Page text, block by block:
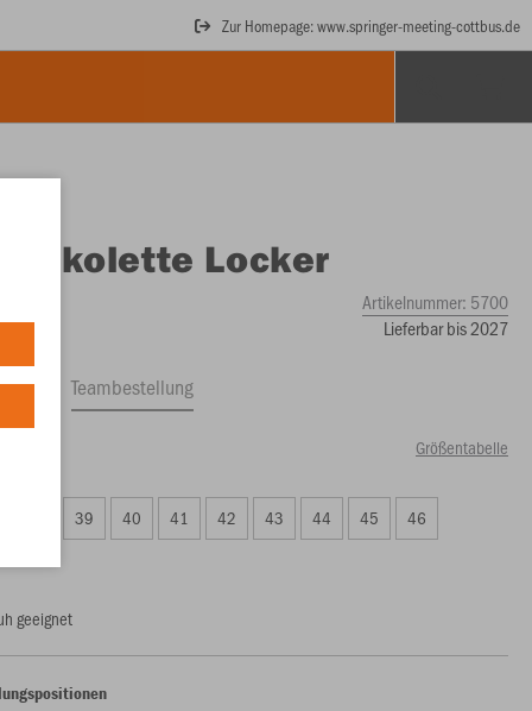
Zur Homepage: www.springer-meeting-cottbus.de
Jakolette Locker
Artikelnummer: 5700
Lieferbar bis 2027
Teambestellung
Größentabelle
39 40 41 42 43 44 45 46
geeignet